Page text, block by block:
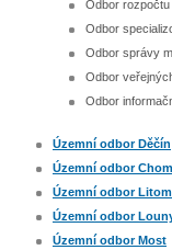
Odbor
Odbor
Odbor správy
Odbor
Odbor
Územní odbor Děčín
Územní odbor
Územní odbor
Územní odbor
Územní odbor Most